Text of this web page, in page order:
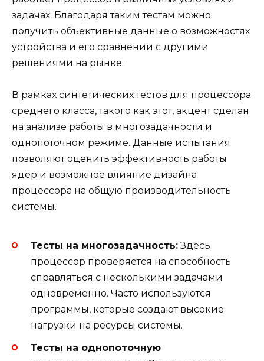
задачах. Благодаря таким тестам можно
получить объективные данные о возможностях
устройства и его сравнении с другими
решениями на рынке.
В рамках синтетических тестов для процессора
среднего класса, такого как этот, акцент сделан
на анализе работы в многозадачности и
однопоточном режиме. Данные испытания
позволяют оценить эффективность работы
ядер и возможное влияние дизайна
процессора на общую производительность
системы.
Тесты на многозадачность:Здесь
процессор проверяется на способность
справляться с несколькими задачами
одновременно. Часто используются
программы, которые создают высокие
нагрузки на ресурсы системы.
Тесты на однопоточную